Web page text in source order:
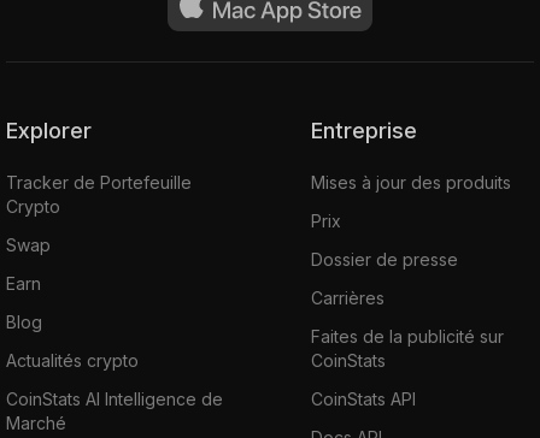
Explorer
Tracker de Portefeuille
Crypto
Swap
Earn
Blog
Actualités crypto
CoinStats AI Intelligence de
Marché
Entreprise
Mises à jour des produits
Prix
Dossier de presse
Carrières
Faites de la publicité sur
CoinStats
CoinStats API